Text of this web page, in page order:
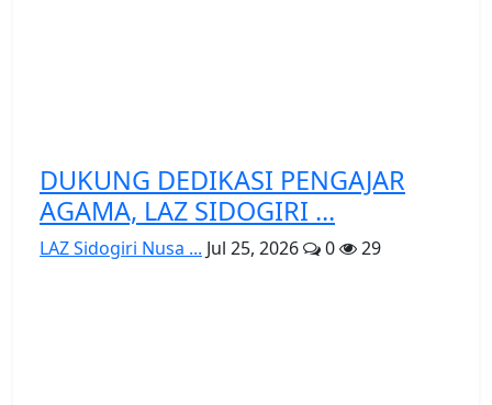
DUKUNG DEDIKASI PENGAJAR
AGAMA, LAZ SIDOGIRI ...
LAZ Sidogiri Nusa ... Jul 25, 2026 0 29